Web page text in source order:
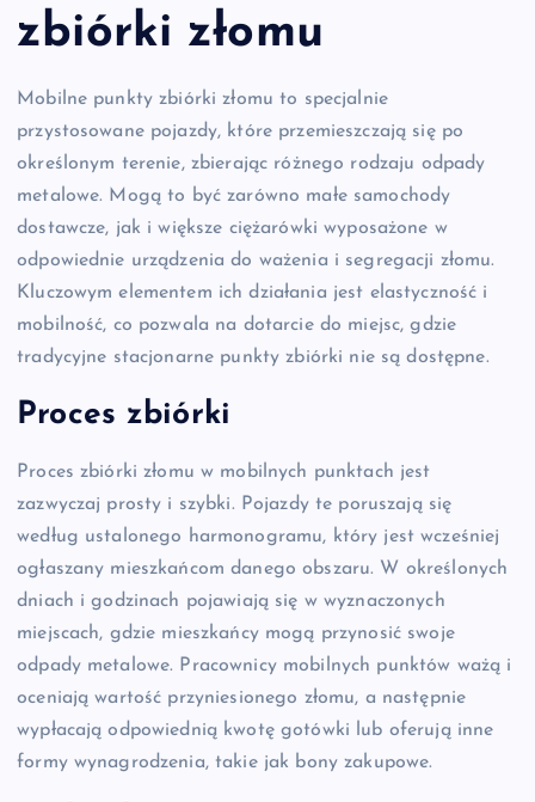
zbiórki złomu
Mobilne punkty zbiórki złomu to specjalnie
przystosowane pojazdy, które przemieszczają się po
określonym terenie, zbierając różnego rodzaju odpady
metalowe. Mogą to być zarówno małe samochody
dostawcze, jak i większe ciężarówki wyposażone w
odpowiednie urządzenia do ważenia i segregacji złomu.
Kluczowym elementem ich działania jest elastyczność i
mobilność, co pozwala na dotarcie do miejsc, gdzie
tradycyjne stacjonarne punkty zbiórki nie są dostępne.
Proces zbiórki
Proces zbiórki złomu w mobilnych punktach jest
zazwyczaj prosty i szybki. Pojazdy te poruszają się
według ustalonego harmonogramu, który jest wcześniej
ogłaszany mieszkańcom danego obszaru. W określonych
dniach i godzinach pojawiają się w wyznaczonych
miejscach, gdzie mieszkańcy mogą przynosić swoje
odpady metalowe. Pracownicy mobilnych punktów ważą i
oceniają wartość przyniesionego złomu, a następnie
wypłacają odpowiednią kwotę gotówki lub oferują inne
formy wynagrodzenia, takie jak bony zakupowe.